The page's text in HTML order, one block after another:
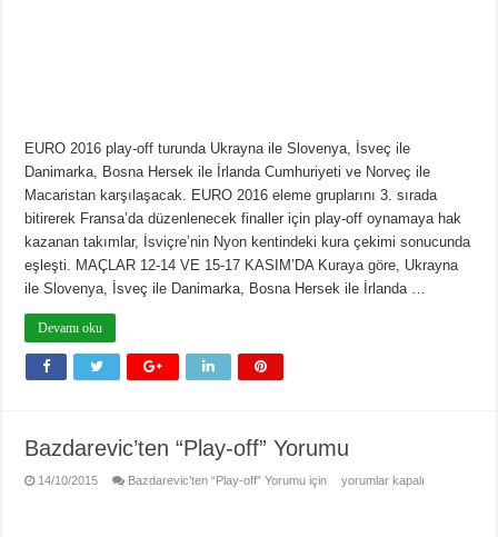
EURO 2016 play-off turunda Ukrayna ile Slovenya, İsveç ile
Danimarka, Bosna Hersek ile İrlanda Cumhuriyeti ve Norveç ile
Macaristan karşılaşacak. EURO 2016 eleme gruplarını 3. sırada
bitirerek Fransa’da düzenlenecek finaller için play-off oynamaya hak
kazanan takımlar, İsviçre’nin Nyon kentindeki kura çekimi sonucunda
eşleşti. MAÇLAR 12-14 VE 15-17 KASIM’DA Kuraya göre, Ukrayna
ile Slovenya, İsveç ile Danimarka, Bosna Hersek ile İrlanda …
Devamı oku
Bazdarevic’ten “Play-off” Yorumu
14/10/2015 Bazdarevic’ten “Play-off” Yorumu için yorumlar kapalı